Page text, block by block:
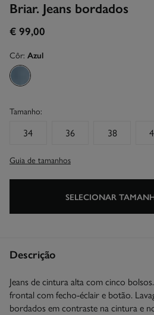
Briar. Jeans bordados
€ 99,00
Côr: Azul
Tamanho:
34 36 38
Guia de tamanhos
SELECIONAR
Descrição
Jeans de cintura alta com cinco
frontal com fecho-éclair e botão.
bordados em contraste na cintura e